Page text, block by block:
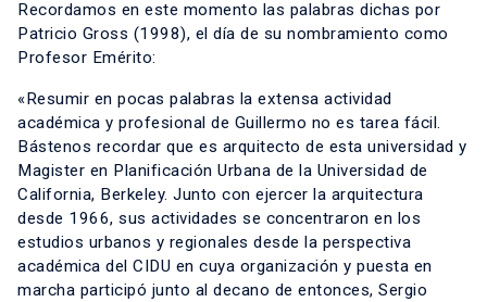
Recordamos en este momento las palabras dichas por
Patricio Gross (1998), el día de su nombramiento como
Profesor Emérito:
«Resumir en pocas palabras la extensa actividad
académica y profesional de Guillermo no es tarea fácil.
Bástenos recordar que es arquitecto de esta universidad y
Magister en Planificación Urbana de la Universidad de
California, Berkeley. Junto con ejercer la arquitectura
desde 1966, sus actividades se concentraron en los
estudios urbanos y regionales desde la perspectiva
académica del CIDU en cuya organización y puesta en
marcha participó junto al decano de entonces, Sergio